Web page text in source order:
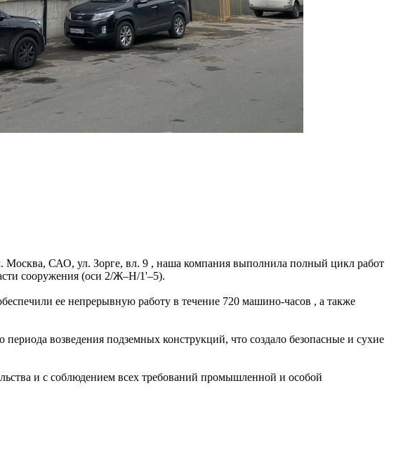
Москва, САО, ул. Зорге, вл. 9 , наша компания выполнила полный цикл работ
сооружения (оси 2/Ж–Н/1'–5).
ее непрерывную работу в течение 720 машино-часов , а также
возведения подземных конструкций, что создало безопасные и сухие
и с соблюдением всех требований промышленной и особой